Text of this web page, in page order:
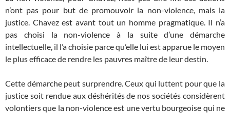
n’ont pas pour but de promouvoir la non-violence, mais la
justice. Chavez est avant tout un homme pragmatique. Il n’a
pas choisi la non-violence à la suite d’une démarche
intellectuelle, il l’a choisie parce qu’elle lui est apparue le moyen
le plus efficace de rendre les pauvres maître de leur destin.
Cette démarche peut surprendre. Ceux qui luttent pour que la
justice soit rendue aux déshérités de nos sociétés considèrent
volontiers que la non-violence est une vertu bourgeoise qui ne